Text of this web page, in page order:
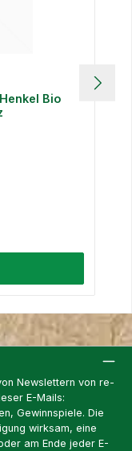
Bio
Newslettern von re-
E-Mails:
Gewinnspiele. Die
wirksam, eine
am Ende jeder E-